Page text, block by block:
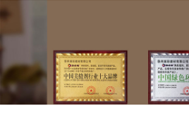
加盟我们
美缝案例